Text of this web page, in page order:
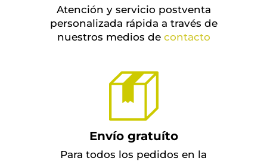
Atención y servicio postventa
personalizada rápida a través de
nuestros medios de contacto
Envío gratuíto
Para todos los pedidos en la